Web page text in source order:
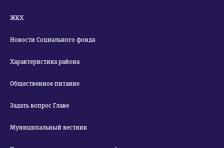
ЖКХ
Новости Социального фонда
Характеристика района
Общественное питание
Задать вопрос Главе
Муниципальный вестник